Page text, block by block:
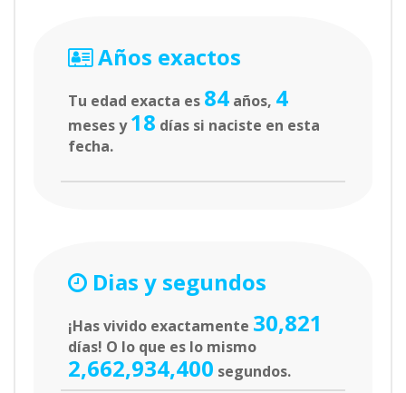
Años exactos
Tu edad exacta es 84 años, 4
meses y18 días si naciste en esta
fecha.
Dias y segundos
¡Has vivido exactamente 30,821
días! O lo que es lo mismo
2,662,934,400 segundos.